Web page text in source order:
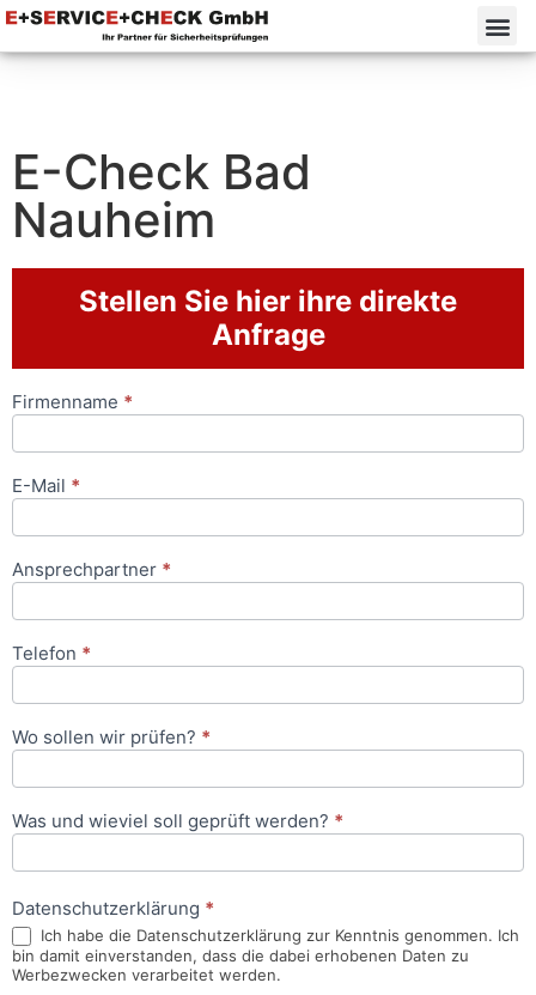
E-Check Bad
Nauheim
Stellen Sie hier ihre direkte
Anfrage
Anfrageformular
Firmenname *
E-Mail *
Ansprechpartner *
Telefon *
Wo sollen wir prüfen? *
Was und wieviel soll geprüft werden? *
Datenschutzerklärung *
Ich habe die Datenschutzerklärung zur Kenntnis genommen. Ich
bin damit einverstanden, dass die dabei erhobenen Daten zu
Werbezwecken verarbeitet werden.